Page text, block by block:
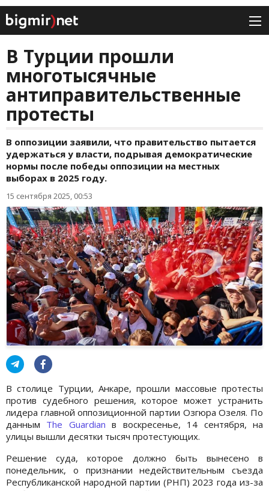
В Турции прошли
многотысячные
антиправительственные
протесты
В оппозиции заявили, что правительство пытается
удержаться у власти, подрывая демократические
нормы после победы оппозиции на местных
выборах в 2025 году.
15 сентября 2025, 00:53
В столице Турции, Анкаре, прошли массовые протесты
против судебного решения, которое может устранить
лидера главной оппозиционной партии Озгюра Озеля. По
данным The Guardian в воскресенье, 14 сентября, на
улицы вышли десятки тысяч протестующих.
Решение суда, которое должно быть вынесено в
понедельник, о признании недействительным съезда
Республиканской народной партии (РНП) 2023 года из-за